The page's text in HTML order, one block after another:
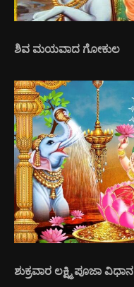
ಶಿವ ಮಯವಾದ ಗೋಕುಲ
ಶುಕ್ರವಾರ ಲಕ್ಷ್ಮಿ ಪೂಜಾ ವಿಧಾನ